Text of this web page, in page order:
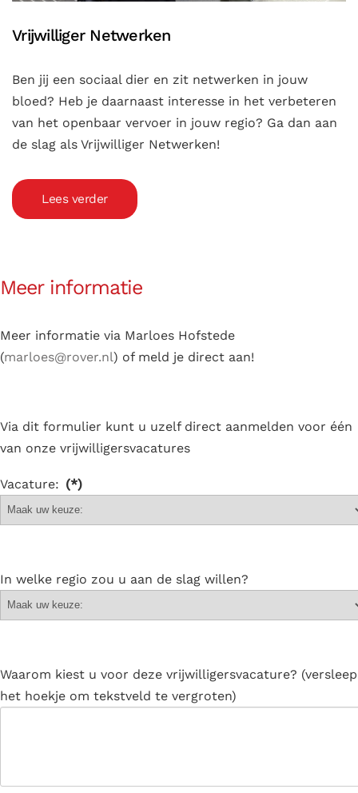
Vrijwilliger Netwerken
Ben jij een sociaal dier en zit netwerken in jouw
bloed? Heb je daarnaast interesse in het verbeteren
van het openbaar vervoer in jouw regio? Ga dan aan
de slag als Vrijwilliger Netwerken!
Lees verder
Meer informatie
Meer informatie via Marloes Hofstede
(marloes@rover.nl) of meld je direct aan!
Via dit formulier kunt u uzelf direct aanmelden voor één
van onze vrijwilligersvacatures
Vacature: (*)
In welke regio zou u aan de slag willen?
Waarom kiest u voor deze vrijwilligersvacature? (versleep
het hoekje om tekstveld te vergroten)